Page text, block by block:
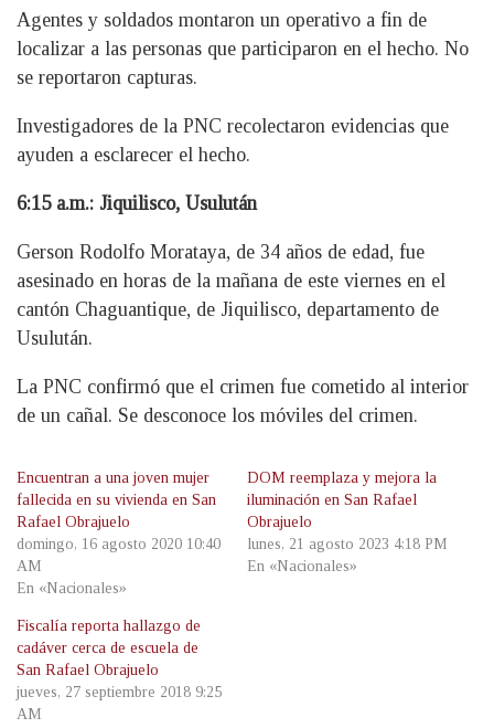
Agentes y soldados montaron un operativo a fin de
localizar a las personas que participaron en el hecho. No
se reportaron capturas.
Investigadores de la PNC recolectaron evidencias que
ayuden a esclarecer el hecho.
6:15 a.m.: Jiquilisco, Usulután
Gerson Rodolfo Morataya, de 34 años de edad, fue
asesinado en horas de la mañana de este viernes en el
cantón Chaguantique, de Jiquilisco, departamento de
Usulután.
La PNC confirmó que el crimen fue cometido al interior
de un cañal. Se desconoce los móviles del crimen.
Encuentran a una joven mujer
fallecida en su vivienda en San
Rafael Obrajuelo
domingo, 16 agosto 2020 10:40
AM
En «Nacionales»
DOM reemplaza y mejora la
iluminación en San Rafael
Obrajuelo
lunes, 21 agosto 2023 4:18 PM
En «Nacionales»
Fiscalía reporta hallazgo de
cadáver cerca de escuela de
San Rafael Obrajuelo
jueves, 27 septiembre 2018 9:25
AM